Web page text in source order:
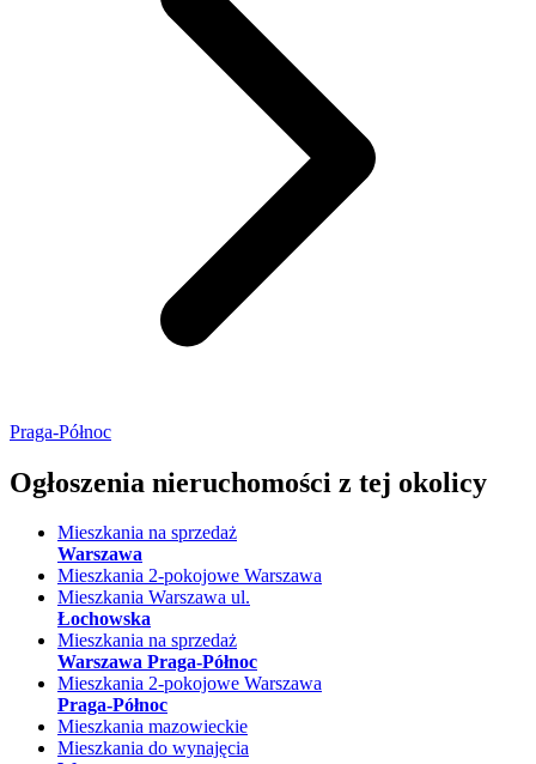
Praga-Północ
Ogłoszenia nieruchomości z tej okolicy
Mieszkania na sprzedaż
Warszawa
Mieszkania 2-pokojowe Warszawa
Mieszkania Warszawa ul.
Łochowska
Mieszkania na sprzedaż
Warszawa Praga-Północ
Mieszkania 2-pokojowe Warszawa
Praga-Północ
Mieszkania mazowieckie
Mieszkania do wynajęcia